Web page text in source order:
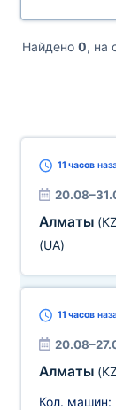
Найдено 0, на
11 часов
Алматы
(UA)
11 часов
Алматы
Кол. машин: